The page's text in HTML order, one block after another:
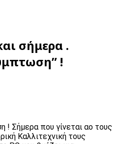
σήμερα .
!
! Σήμερα που γίνεται αο τους
Καλλιτεχνική τους